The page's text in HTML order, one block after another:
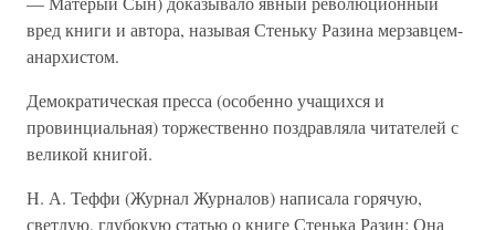
вред книги и автора, называя Стеньку Разина мерзавцем-
анархистом.
Демократическая пресса (особенно учащихся и
провинциальная) торжественно поздравляла читателей с
великой книгой.
Н. А. Теффи (Журнал Журналов) написала горячую,
светлую, глубокую статью о книге Стенька Разин: Она